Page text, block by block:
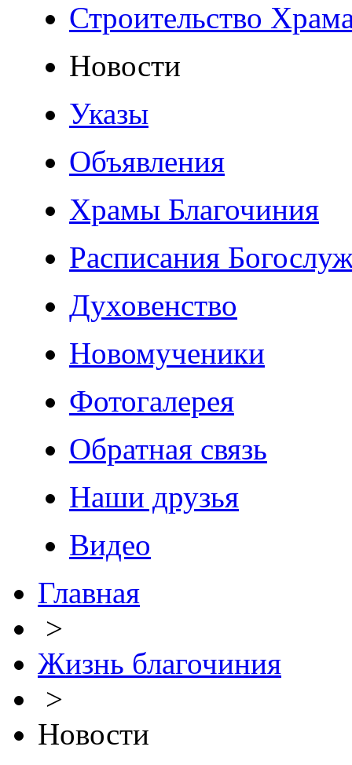
Строительство
Новости
Указы
Объявления
Храмы Благочиния
Расписания
Духовенство
Новомученики
Фотогалерея
Обратная связь
Наши друзья
Видео
Главная
>
Жизнь благочиния
>
Новости